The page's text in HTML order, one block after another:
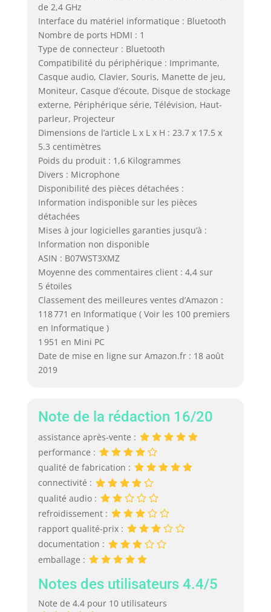
de 2,4 GHz
Interface du matériel informatique : Bluetooth
Nombre de ports HDMI : 1
Type de connecteur : Bluetooth
Compatibilité du périphérique : Imprimante,
Casque audio, Clavier, Souris, Manette de jeu,
Moniteur, Casque d’écoute, Disque de stockage
externe, Périphérique série, Télévision, Haut-
parleur, Projecteur
Dimensions de l’article L x L x H : 23.7 x 17.5 x
5.3 centimètres
Poids du produit : 1,6 Kilogrammes
Divers : Microphone
Disponibilité des pièces détachées :
Information indisponible sur les pièces
détachées
Mises à jour logicielles garanties jusqu’à :
Information non disponible
ASIN : B07WST3XMZ
Moyenne des commentaires client : 4,4 sur
5 étoiles
Classement des meilleures ventes d’Amazon :
118 771 en Informatique ( Voir les 100 premiers
en Informatique )
1 951 en Mini PC
Date de mise en ligne sur Amazon.fr : 18 août
2019
Note de la rédaction 16/20
assistance après-vente :
performance :
qualité de fabrication :
connectivité :
qualité audio :
refroidissement :
rapport qualité-prix :
documentation :
emballage :
Notes des utilisateurs 4.4/5
Note de 4.4 pour 10 utilisateurs